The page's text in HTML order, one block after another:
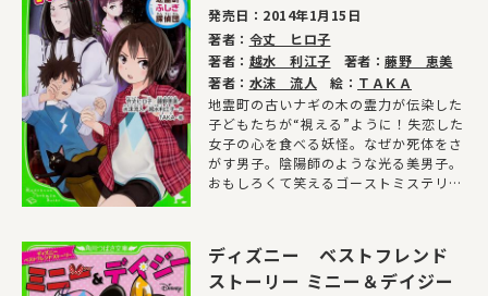
発売日： 2014年1月15日
著者： 令丈 ヒロ子
著者： 越水 利江子 著者：藤野 恵美
著者： 水沫 流人 絵： ＴＡＫＡ
地霊町の古いナギの木の霊力が伝染した
子どもたちが“視える”ように！失恋した
女子の心を食べる妖怪。なぜか死体をさ
がす男子。陰陽師のような光る美男子。
おもしろくて笑えるゴーストミステリー
ディズニー ベストフレンド
ストーリー ミニー＆デイジー